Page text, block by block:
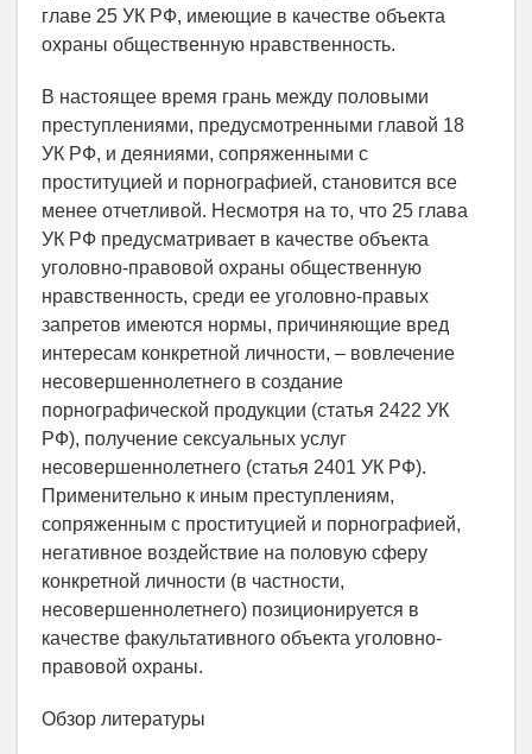
главе 25 УК РФ, имеющие в качестве объекта
охраны общественную нравственность.
В настоящее время грань между половыми
преступлениями, предусмотренными главой 18
УК РФ, и деяниями, сопряженными с
проституцией и порнографией, становится все
менее отчетливой. Несмотря на то, что 25 глава
УК РФ предусматривает в качестве объекта
уголовно-правовой охраны общественную
нравственность, среди ее уголовно-правых
запретов имеются нормы, причиняющие вред
интересам конкретной личности, – вовлечение
несовершеннолетнего в создание
порнографической продукции (статья 2422 УК
РФ), получение сексуальных услуг
несовершеннолетнего (статья 2401 УК РФ).
Применительно к иным преступлениям,
сопряженным с проституцией и порнографией,
негативное воздействие на половую сферу
конкретной личности (в частности,
несовершеннолетнего) позиционируется в
качестве факультативного объекта уголовно-
правовой охраны.
Обзор литературы